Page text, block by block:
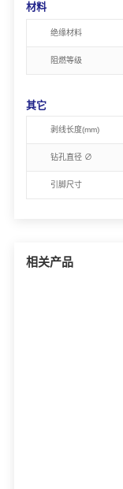
相关产品
材料
绝缘材料
阻燃等级
其它
剥线长度(mm)
钻孔直径 ∅
引脚尺寸